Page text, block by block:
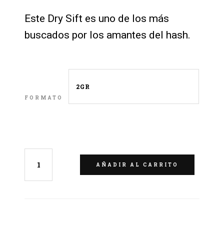
Este Dry Sift es uno de los más
buscados por los amantes del hash.
FORMATO
AÑADIR AL CARRITO